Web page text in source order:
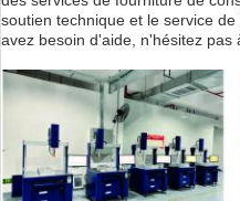
soutien technique et le service
avez besoin d'aide, n'hésitez pas